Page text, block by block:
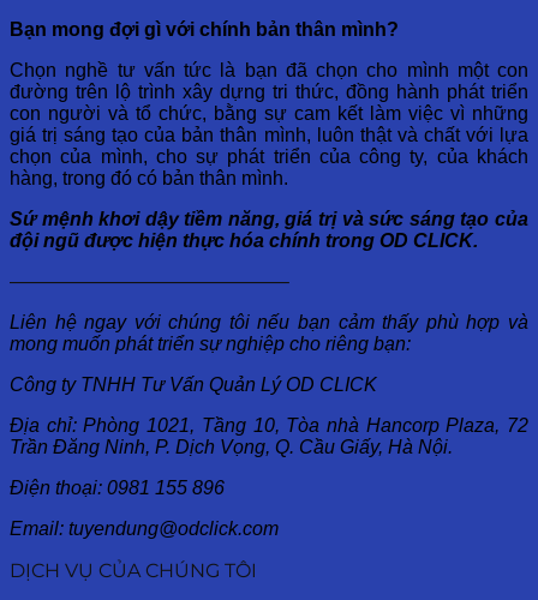
Bạn mong đợi gì với chính bản thân mình?
Chọn nghề tư vấn tức là bạn đã chọn cho mình một con
đường trên lộ trình xây dựng tri thức, đồng hành phát triển
con người và tổ chức, bằng sự cam kết làm việc vì những
giá trị sáng tạo của bản thân mình, luôn thật và chất với lựa
chọn của mình, cho sự phát triển của công ty, của khách
hàng, trong đó có bản thân mình.
Sứ mệnh khơi dậy tiềm năng, giá trị và sức sáng tạo của
đội ngũ được hiện thực hóa chính trong OD CLICK.
——————————————–
Liên hệ ngay với chúng tôi nếu bạn cảm thấy phù hợp và
mong muốn phát triển sự nghiệp cho riêng bạn:
Công ty TNHH Tư Vấn Quản Lý OD CLICK
Địa chỉ: Phòng 1021, Tầng 10, Tòa nhà Hancorp Plaza, 72
Trần Đăng Ninh, P. Dịch Vọng, Q. Cầu Giấy, Hà Nội.
Điện thoại: 0981 155 896
Email: tuyendung@odclick.com
DỊCH VỤ CỦA CHÚNG TÔI